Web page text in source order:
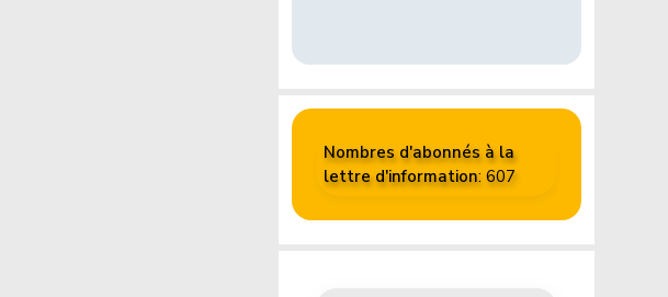
Nombres d'abonnés à la
lettre d'information: 607